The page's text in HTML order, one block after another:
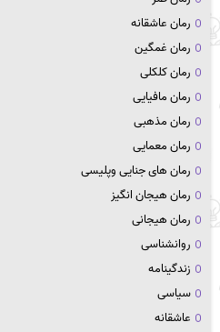
رمان عاشقانه
رمان غمگین
رمان کلکلی
رمان مافیایی
رمان مذهبی
رمان معمایی
رمان های جنایی وپلیسی
رمان هیجان انگیز
رمان هیجانی
روانشناسی
زندگینامه
سیاسی
عاشقانه